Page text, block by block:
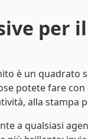
per
è un quadrato
potete fare con
alla stampa
a qualsiasi